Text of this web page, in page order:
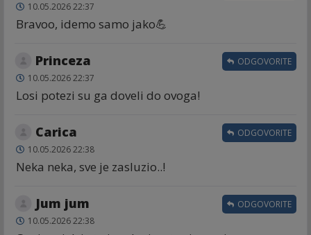
10.05.2026 22:37
Bravoo, idemo samo jako💪
Princeza
10.05.2026 22:37
Losi potezi su ga doveli do ovoga!
ODGOVORITE
Carica
10.05.2026 22:38
Neka neka, sve je zasluzio..!
ODGOVORITE
Jum jum
10.05.2026 22:38
ODGOVORITE